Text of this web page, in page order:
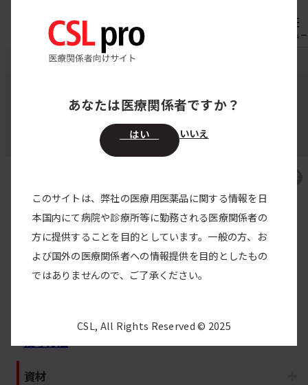
メニュー
CSL pro 製品情報 アナエブリ皮下注200mgペン
ガラダシマブ（遺伝子組換え）
アナエブリ皮下注200mgペン
アナエブリ皮下注 TOP
製品特性・特徴
臨床試験
投与方法
資材
あなたは医療関係者ですか？
はい いいえ
このサイトは、弊社の医療用医薬品に関する情報を日
本国内にて病院や診療所等に勤務される医療関係者の
方に提供することを目的としています。一般の方、お
よび国外の医療関係者への情報提供を目的としたもの
ではありませんので、ご了承ください。
CSL, All Rights Reserved © 2025